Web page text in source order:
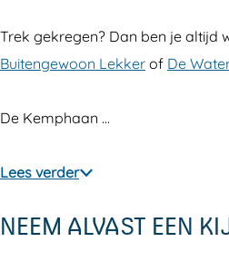
n
a
a
h
a
n
h
a
n
Trek gekregen? Dan ben je altijd
Buitengewoon Lekker of De
De Kemphaan …
Lees verder
NEEM ALVAST EEN